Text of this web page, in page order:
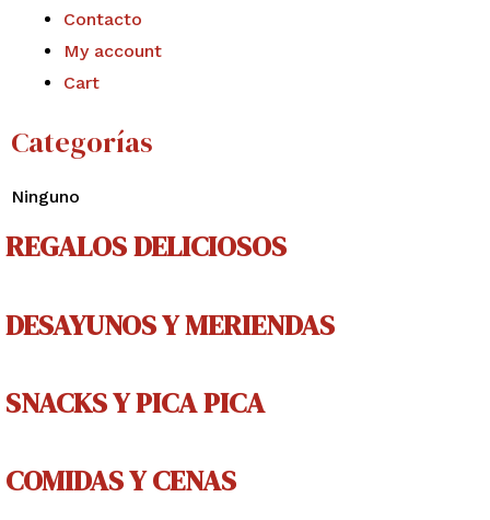
Contacto
My account
Cart
Categorías
Ninguno
REGALOS DELICIOSOS
DESAYUNOS Y MERIENDAS
SNACKS Y PICA PICA
COMIDAS Y CENAS